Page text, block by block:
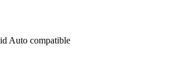
Auto compatible